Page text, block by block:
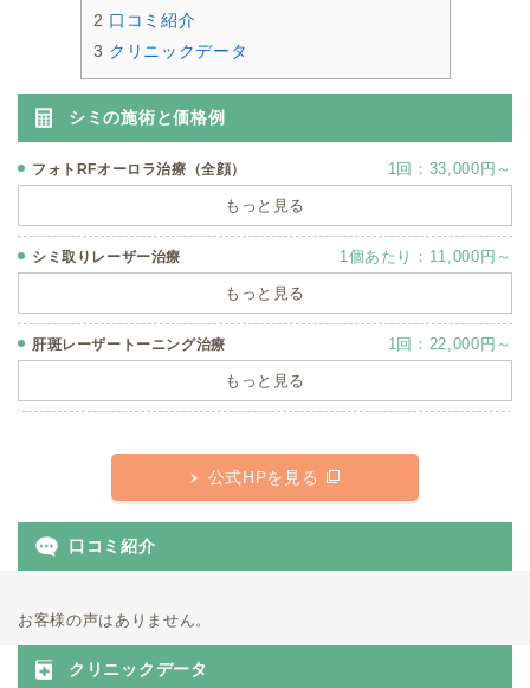
2 口コミ紹介
3 クリニックデータ
シミの施術と価格例
フォトRFオーロラ治療（全顔） 1回：33,000円～
もっと見る
シミ取りレーザー治療 1個あたり：11,000円～
もっと見る
肝斑レーザートーニング治療 1回：22,000円～
もっと見る
公式HPを見る
口コミ紹介
お客様の声はありません。
クリニックデータ